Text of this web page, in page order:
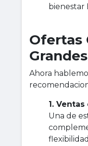
bienestar
Ofertas
Ahora
1.
Una de